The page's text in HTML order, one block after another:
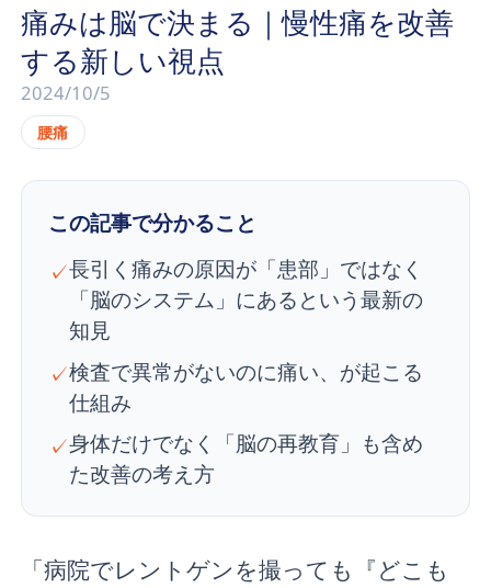
痛みは脳で決まる｜慢性痛を改善
する新しい視点
2024/10/5
腰痛
この記事で分かること
✓長引く痛みの原因が「患部」ではなく
「脳のシステム」にあるという最新の
知見
✓検査で異常がないのに痛い、が起こる
仕組み
✓身体だけでなく「脳の再教育」も含め
た改善の考え方
「病院でレントゲンを撮っても『どこも